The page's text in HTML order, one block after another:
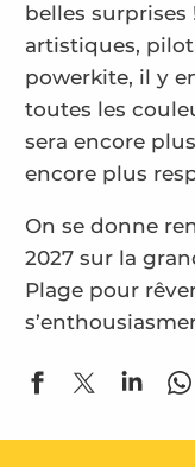
belles surprises
artistiques,
powerkite, il y
toutes les
sera encore
encore plus
On se donne
2027 sur la
Plage pour